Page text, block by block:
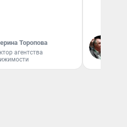
Торопова
агентства